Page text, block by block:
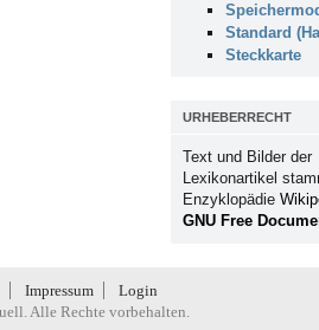
Standard
Steckkarte
URHEBERRECHT
Text und Bilder der
Lexikonartikel
Enzyklopädie
GNU Free
Impressum
Login
Alle Rechte vorbehalten.